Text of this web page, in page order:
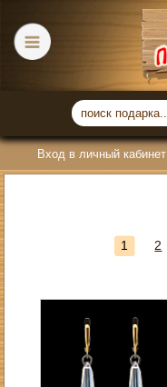
Вход в личный кабинет
1 2